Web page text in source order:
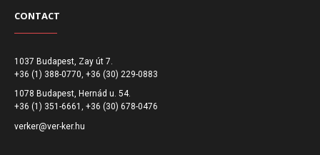
CONTACT
1037 Budapest, Zay út 7.
+36 (1) 388-0770, +36 (30) 229-0883
1078 Budapest, Hernád u. 54.
+36 (1) 351-6661 , +36 (30) 678-0476
verker@ver-ker.hu